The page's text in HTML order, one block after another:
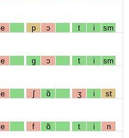
e p ɔ t i sm
e g ɔ t i sm
e ʃ ɑ̃ ʒ i st
e f ɑ̃ t i n